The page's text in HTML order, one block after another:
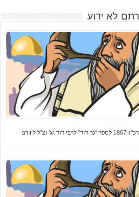
לא ידוע
בהסכמת רבני תוניס משנת תרכ"ז-1867 לספר "נר דוד" לרבי דוד גג' זצ"ל ליוורנו